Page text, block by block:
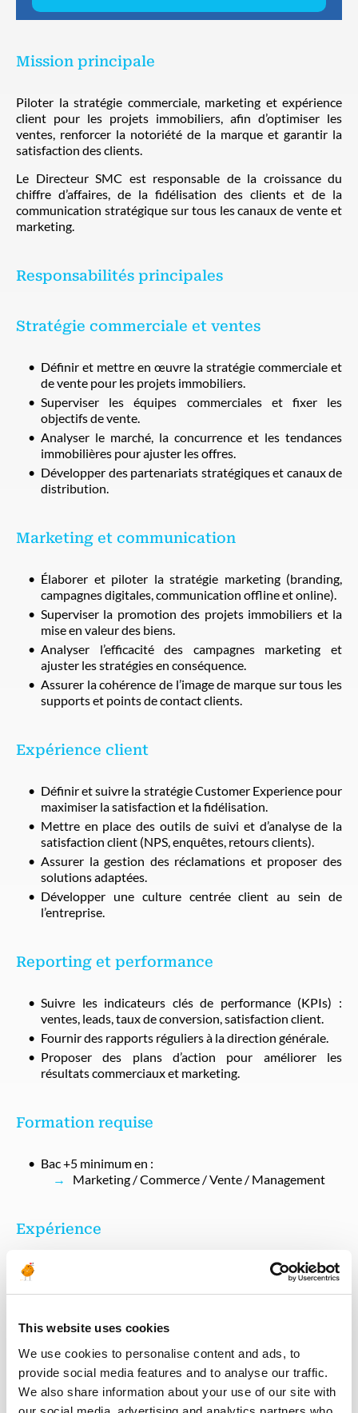
This website uses cookies
We use cookies to personalise content and ads, to
provide social media features and to analyse our traffic.
We also share information about your use of our site with
Mission principale
Piloter la stratégie commerciale, marketing et expérience
client pour les projets immobiliers, afin d’optimiser les
ventes, renforcer la notoriété de la marque et garantir la
satisfaction des clients.
Le Directeur SMC est responsable de la croissance du
chiffre d’affaires, de la fidélisation des clients et de la
communication stratégique sur tous les canaux de vente et
marketing.
Responsabilités principales
Stratégie commerciale et ventes
Définir et mettre en œuvre la stratégie commerciale et
de vente pour les projets immobiliers.
Superviser les équipes commerciales et fixer les
objectifs de vente.
Analyser le marché, la concurrence et les tendances
immobilières pour ajuster les offres.
Développer des partenariats stratégiques et canaux de
distribution.
Marketing et communication
Élaborer et piloter la stratégie marketing (branding,
campagnes digitales, communication offline et online).
Superviser la promotion des projets immobiliers et la
mise en valeur des biens.
Analyser l’efficacité des campagnes marketing et
ajuster les stratégies en conséquence.
Assurer la cohérence de l’image de marque sur tous les
supports et points de contact clients.
Expérience client
Définir et suivre la stratégie Customer Experience pour
maximiser la satisfaction et la fidélisation.
Mettre en place des outils de suivi et d’analyse de la
satisfaction client (NPS, enquêtes, retours clients).
Assurer la gestion des réclamations et proposer des
solutions adaptées.
Développer une culture centrée client au sein de
l’entreprise.
Reporting et performance
Suivre les indicateurs clés de performance (KPIs) :
ventes, leads, taux de conversion, satisfaction client.
Fournir des rapports réguliers à la direction générale.
Proposer des plans d’action pour améliorer les
résultats commerciaux et marketing.
Formation requise
Bac +5 minimum en :
Marketing / Commerce / Vente / Management
Expérience
Minimum 10 ans d’expérience dans les ventes et le
marketing, idéalement dans l’immobilier ou le secteur
Expérience confirmée dans la gestion d’équipes
pluridisciplinaires et la direction de projets marketing
et commerciaux.
Expérience en stratégie digitale et gestion de la relation
client.